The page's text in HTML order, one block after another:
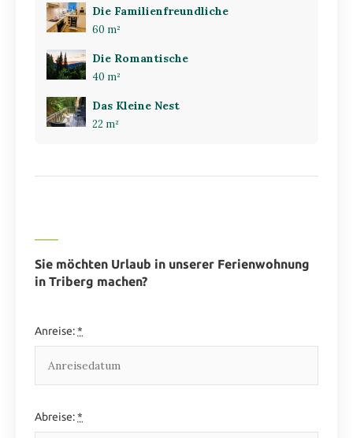
Die Familienfreundliche
60 m²
Die Romantische
40 m²
Das Kleine Nest
22 m²
Sie möchten Urlaub in unserer Ferienwohnung
in Triberg machen?
Anreise:*
Abreise:*